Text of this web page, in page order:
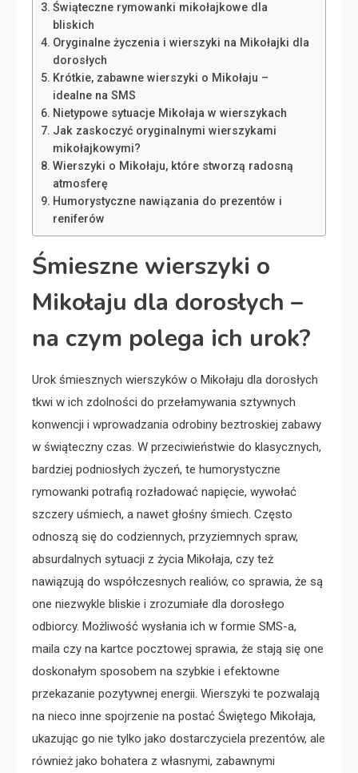
Świąteczne rymowanki mikołajkowe dla
bliskich
Oryginalne życzenia i wierszyki na Mikołajki dla
dorosłych
Krótkie, zabawne wierszyki o Mikołaju –
idealne na SMS
Nietypowe sytuacje Mikołaja w wierszykach
Jak zaskoczyć oryginalnymi wierszykami
mikołajkowymi?
Wierszyki o Mikołaju, które stworzą radosną
atmosferę
Humorystyczne nawiązania do prezentów i
reniferów
Śmieszne wierszyki o
Mikołaju dla dorosłych –
na czym polega ich urok?
Urok śmiesznych wierszyków o Mikołaju dla dorosłych
tkwi w ich zdolności do przełamywania sztywnych
konwencji i wprowadzania odrobiny beztroskiej zabawy
w świąteczny czas. W przeciwieństwie do klasycznych,
bardziej podniosłych życzeń, te humorystyczne
rymowanki potrafią rozładować napięcie, wywołać
szczery uśmiech, a nawet głośny śmiech. Często
odnoszą się do codziennych, przyziemnych spraw,
absurdalnych sytuacji z życia Mikołaja, czy też
nawiązują do współczesnych realiów, co sprawia, że są
one niezwykle bliskie i zrozumiałe dla dorosłego
odbiorcy. Możliwość wysłania ich w formie SMS-a,
maila czy na kartce pocztowej sprawia, że stają się one
doskonałym sposobem na szybkie i efektowne
przekazanie pozytywnej energii. Wierszyki te pozwalają
na nieco inne spojrzenie na postać Świętego Mikołaja,
ukazując go nie tylko jako dostarczyciela prezentów, ale
również jako bohatera z własnymi, zabawnymi